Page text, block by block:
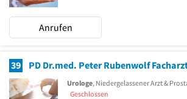
Anrufen
39 PD Dr.med. Peter Rubenwolf
Urologe, Niedergelassener Arzt &
Geschlossen